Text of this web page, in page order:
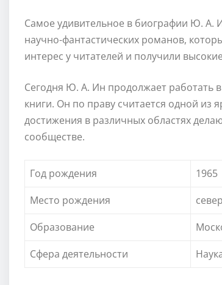
Самое удивительное в биографии Ю. А.
научно-фантастических романов,
интерес у читателей и получили
Сегодня Ю. А. Ин продолжает работать
книги. Он по праву считается одной из
достижения в различных областях
сообществе.
Год рождения
1965
Место рождения
Образование
Сфера деятельности